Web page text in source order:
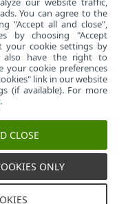
súbory cookie
You can agree to the
"Accept all and close",
by choosing "Accept
your cookie settings by
also have the right to
your cookie preferences
link in our website
(if available). For more
.
CLOSE
ONLY